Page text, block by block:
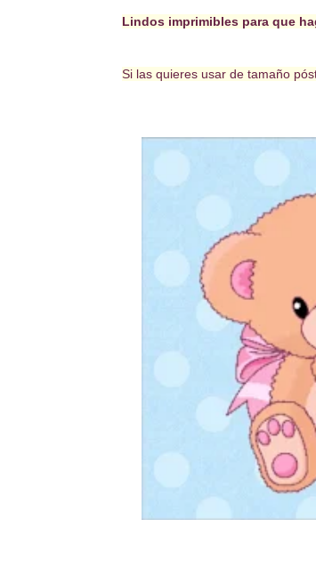
Lindos imprimibles para que
Si las quieres usar de tamaño